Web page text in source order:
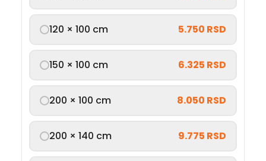
120 × 100 cm 5.750 RSD
150 × 100 cm 6.325 RSD
200 × 100 cm 8.050 RSD
200 × 140 cm 9.775 RSD